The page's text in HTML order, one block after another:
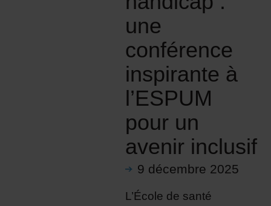
une
conférence
inspirante à
l’ESPUM
pour un
avenir inclusif
9 décembre 2025
L’École de santé